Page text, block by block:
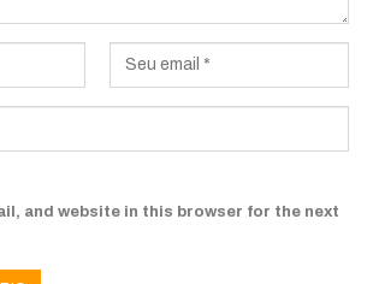
and website in this browser for the next